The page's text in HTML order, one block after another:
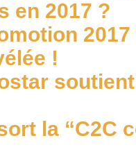
en 2017 ?
!
la “C2C